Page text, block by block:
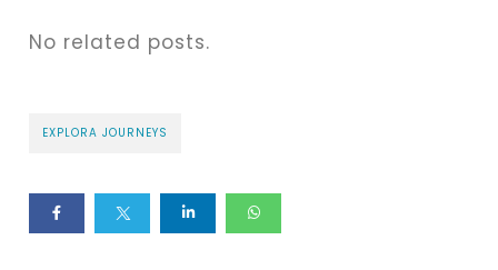
No related posts.
EXPLORA JOURNEYS